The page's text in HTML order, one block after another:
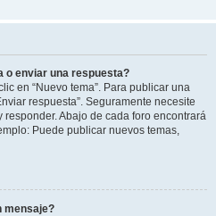
o enviar una respuesta?
en “Nuevo tema”. Para publicar una
respuesta”. Seguramente necesite
Abajo de cada foro encontrará
Puede publicar nuevos temas,
mensaje?